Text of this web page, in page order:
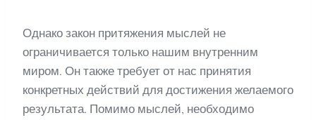
Однако закон притяжения мыслей не
ограничивается только нашим внутренним
миром. Он также требует от нас принятия
конкретных действий для достижения желаемого
результата. Помимо мыслей, необходимо